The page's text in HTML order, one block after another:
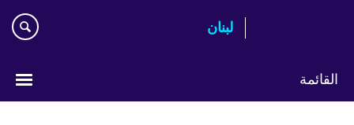
لبنان
القائمة